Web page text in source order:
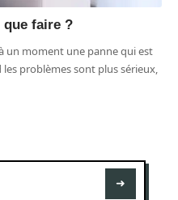
que faire ?
un moment une panne qui est
problèmes sont plus sérieux,